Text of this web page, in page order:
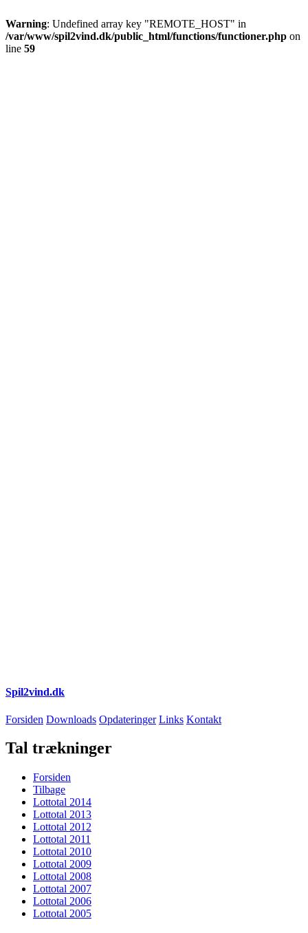
Warning: Undefined array key "REMOTE_HOST" in
/var/www/spil2vind.dk/public_html/functions/functioner.php on
line 59
Spil2vind.dk
Forsiden Downloads Opdateringer Links Kontakt
Tal trækninger
Forsiden
Tilbage
Lottotal 2014
Lottotal 2013
Lottotal 2012
Lottotal 2011
Lottotal 2010
Lottotal 2009
Lottotal 2008
Lottotal 2007
Lottotal 2006
Lottotal 2005